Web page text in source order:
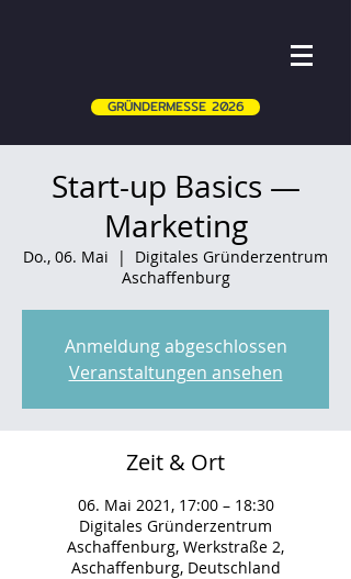
GRÜNDERMESSE 2026
Start-up Basics —
Marketing
Do., 06. Mai
  |
Digitales Gründerzentrum
Aschaffenburg
Anmeldung abgeschlossen
Veranstaltungen ansehen
Zeit & Ort
06. Mai 2021, 17:00 – 18:30
Digitales Gründerzentrum
Aschaffenburg, Werkstraße 2,
Aschaffenburg, Deutschland